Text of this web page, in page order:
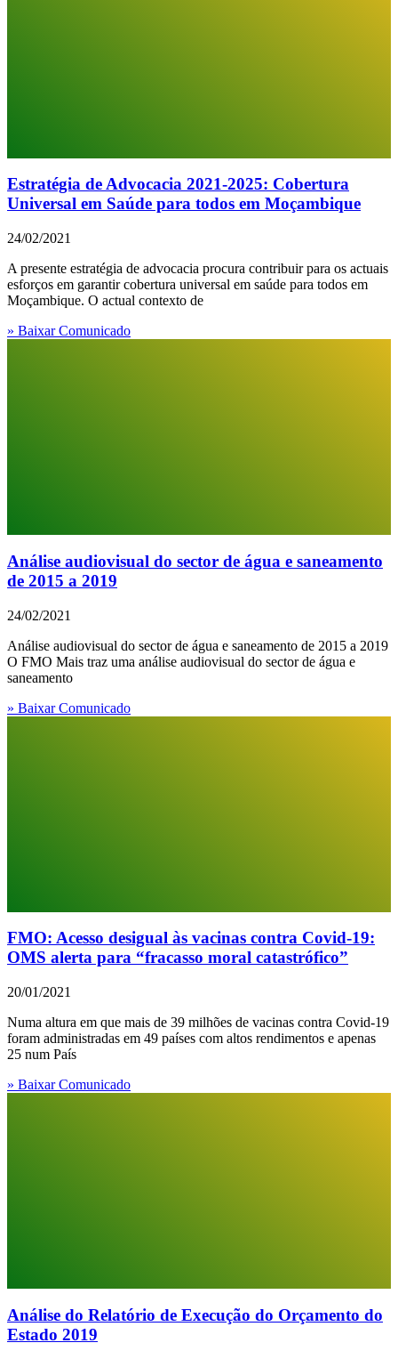
Estratégia de Advocacia 2021-2025: Cobertura
Universal em Saúde para todos em Moçambique
24/02/2021
A presente estratégia de advocacia procura contribuir para os actuais
esforços em garantir cobertura universal em saúde para todos em
Moçambique. O actual contexto de
» Baixar Comunicado
Análise audiovisual do sector de água e saneamento
de 2015 a 2019
24/02/2021
Análise audiovisual do sector de água e saneamento de 2015 a 2019
O FMO Mais traz uma análise audiovisual do sector de água e
saneamento
» Baixar Comunicado
FMO: Acesso desigual às vacinas contra Covid-19:
OMS alerta para “fracasso moral catastrófico”
20/01/2021
Numa altura em que mais de 39 milhões de vacinas contra Covid-19
foram administradas em 49 países com altos rendimentos e apenas
25 num País
» Baixar Comunicado
Análise do Relatório de Execução do Orçamento do
Estado 2019